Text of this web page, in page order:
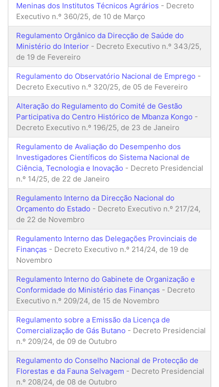
Meninas dos Institutos Técnicos Agrários - Decreto
Executivo n.º 360/25, de 10 de Março
Regulamento Orgânico da Direcção de Saúde do
Ministério do Interior - Decreto Executivo n.º 343/25,
de 19 de Fevereiro
Regulamento do Observatório Nacional de Emprego -
Decreto Executivo n.º 320/25, de 05 de Fevereiro
Alteração do Regulamento do Comité de Gestão
Participativa do Centro Histórico de Mbanza Kongo -
Decreto Executivo n.º 196/25, de 23 de Janeiro
Regulamento de Avaliação do Desempenho dos
Investigadores Científicos do Sistema Nacional de
Ciência, Tecnologia e Inovação - Decreto Presidencial
n.º 14/25, de 22 de Janeiro
Regulamento Interno da Direcção Nacional do
Orçamento do Estado - Decreto Executivo n.º 217/24,
de 22 de Novembro
Regulamento Interno das Delegações Provinciais de
Finanças - Decreto Executivo n.º 214/24, de 19 de
Novembro
Regulamento Interno do Gabinete de Organização e
Conformidade do Ministério das Finanças - Decreto
Executivo n.º 209/24, de 15 de Novembro
Regulamento sobre a Emissão da Licença de
Comercialização de Gás Butano - Decreto Presidencial
n.º 209/24, de 09 de Outubro
Regulamento do Conselho Nacional de Protecção de
Florestas e da Fauna Selvagem - Decreto Presidencial
n.º 208/24, de 08 de Outubro